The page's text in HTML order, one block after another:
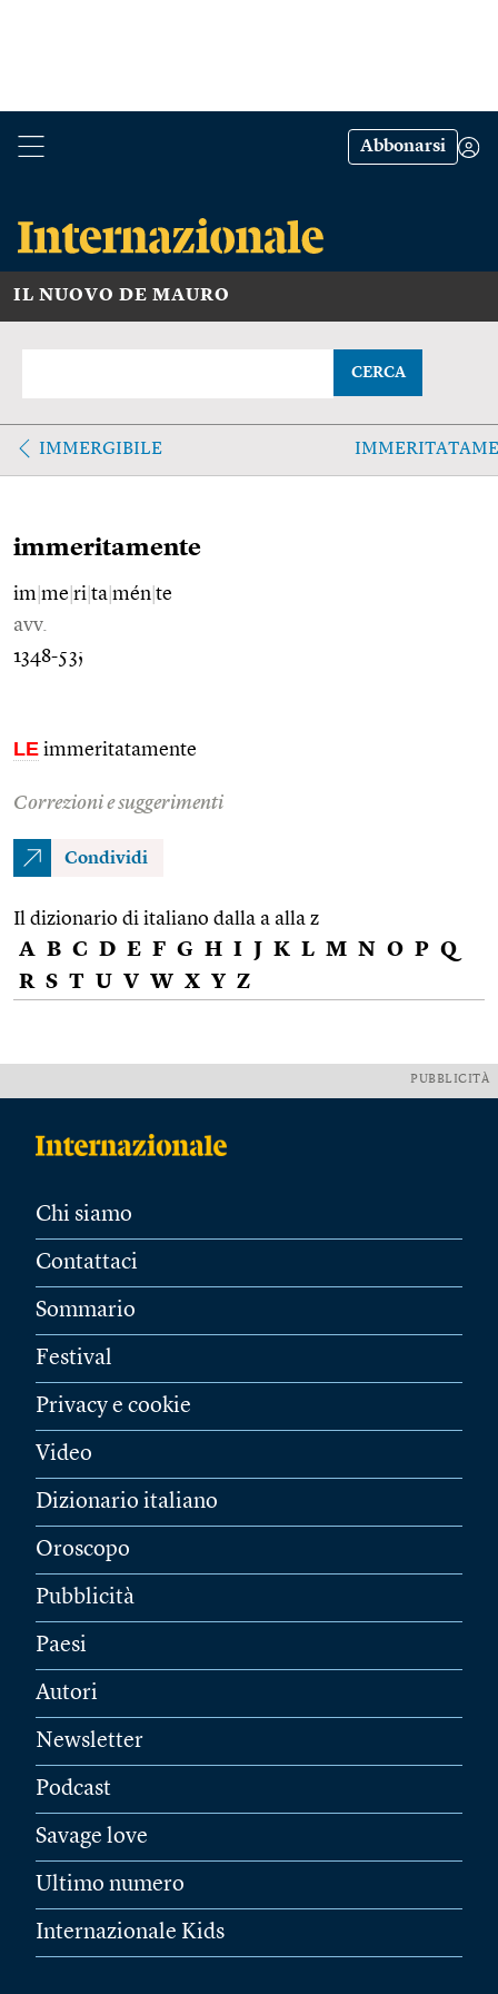
Abbonarsi
IL NUOVO DE MAURO
CERCA
IMMERGIBILE
immeritamente
im me ri ta mén te
avv.
1348-53;
LE immeritatamente
Correzioni e suggerimenti
Condividi
Il dizionario di italiano dalla a alla z
A B C D E F G H I J K L M N O P Q
R S T U V W X Y Z
PUBBLICITÀ
Chi siamo
Contattaci
Sommario
Festival
Privacy e cookie
Video
Dizionario italiano
Oroscopo
Pubblicità
Paesi
Autori
Newsletter
Podcast
Savage love
Ultimo numero
Internazionale Kids